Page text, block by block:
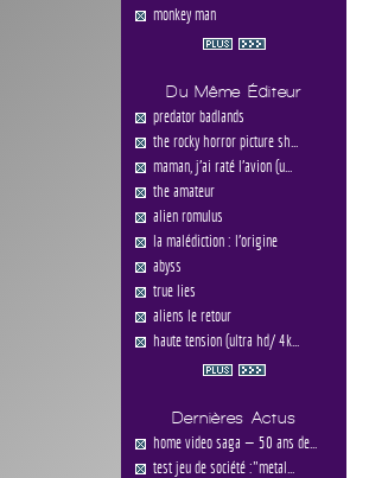
monkey man
Du Même Éditeur
predator badlands
the rocky horror picture sh...
maman, j'ai raté l'avion (u...
the amateur
alien romulus
la malédiction : l'origine
abyss
true lies
aliens le retour
haute tension (ultra hd/ 4k...
Dernières Actus
home video saga — 50 ans de...
test jeu de société :"metal...